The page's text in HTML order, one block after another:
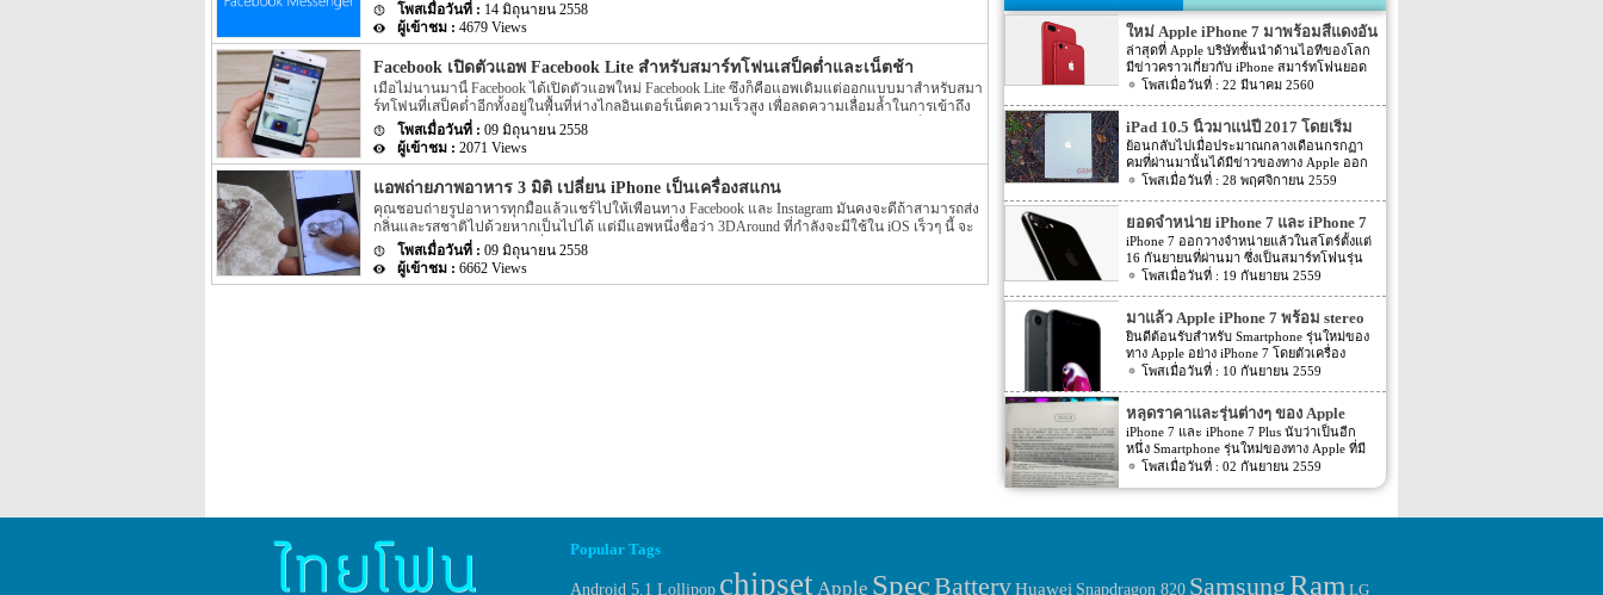
14 มิถุนายน 2558
4679 Views
Facebook เปิดตัวแอพ Facebook Lite สำหรับสมาร์ทโฟนเสป็คต่ำและเน็ตช้า
เมื่อไม่นานมานี้ Facebook ได้เปิดตัวแอพใหม่ Facebook Lite ซึ่งก็คือแอพเดิมแต่ออกแบบมาสำหรับสมา
ร์ทโฟนที่เสป็คต่ำอีกทั้งอยู่ในพื้นที่ห่างไกลอินเตอร์เน็ตความเร็วสูง เพื่อลดความเลื่อมล้ำในการเข้าถึง
ข้อมูลข่าวสาร จากก่อนหน้าที่ มาร์ค ซัคเกอร์เบิร์ก ได้ทำโครงการพัฒนาโครงข่ายอินเตอร์เน็ตให้กับคน
แอฟริกา โดยแอพอาจจะมีการตัดฟังก์ชั่นที่ไม่จำเป็นออกไป ให้เหลือแต่การใช้งานพื้นฐาน และใช้
กราฟฟิก UI ที่น้อยลง
09 มิถุนายน 2558
2071 Views
แอพถ่ายภาพอาหาร 3 มิติ เปลี่ยน iPhone เป็นเครื่องสแกน
คุณชอบถ่ายรูปอาหารทุกมื้อแล้วแชร์ไปให้เพื่อนทาง Facebook และ Instagram มันคงจะดีถ้าสามารถส่ง
กลิ่นและรสชาติไปด้วยหากเป็นไปได้ แต่มีแอพหนึ่งชื่อว่า 3DAround ที่กำลังจะมีใช้ใน iOS เร็วๆ นี้ จะ
ช่วยให้คุณแชร์ภาพอาหารที่คุณกินแบบ 3 มิติ จากผู้พัฒนาแอพ Dacuda
09 มิถุนายน 2558
6662 Views
ใหม่ Apple iPhone 7 มาพร้อมสีแดงอัน
ร้อนแรง
ล่าสุดที่ Apple บริษัทชั้นนำด้านไอทีของโลก
มีข่าวคราวเกี่ยวกับ iPhone สมาร์ทโฟนยอด
ฮิตในประเทศไทยและทั่วโลก และในช่วงที่
อาจจะพลาดโอกาสได้สัมผัสเทคโนโลยีอัน
ทันสมัยในคราวนั้น แต่ก็ถือว่า เป็นความโชค
ดีที่คุณกำลังจะได้สัมผัสกับ iPhone 7 ที่มา
พร้อมการออกแบบสีของบอดี้ด้วยสีแดงอัน
ร้อนแรง เร้าใจแบบสุดๆ ทำให้สาวกของ
Apple กระเป๋าสั่นกันเลยทีเดียว การออกแบบ
iPhone 7 สีแดง ได้แรงบันดาลใจมาจากการ
กุศลของ iGadget ซึ่งปกติแล้ว การปรับแต่ง
Apple จะให้บริษัทข้างนอกช่วยในการปรับ
แต่งให้ แต่บอดี้นี้สีนี้ Apple ลงแรงปรับแต่งเอง
สีแดงอันร้อนแรง Apple จะจับความร้อนแรง
ลงไปใน iPhone 7 และ iPhone 7 Plus ทาง
บริษัท Apple ได้กำหนดวันจำหน่ายในวันศุกร์
ที่ 24 มีนาคม 2560 ที่จะถึงนี้ เวลาในการเปิด
ขายเป็นเวลาช่วงเช้าประมาณ 8.01 น. (เป็น
เวลาในฝั่งประเทศแถบแปซิฟิก) การเปิดตัว
22 มีนาคม 2560
iPad 10.5 นิ้วมาแน่ปี 2017 โดยเริ่ม
ผลิตเดือนหน้า
ย้อนกลับไปเมื่อประมาณกลางเดือนกรกฏา
คมที่ผ่านมานั้นได้มีข่าวของทาง Apple ออก
มา โดยรายละเอียดในตอนนั้นระบุว่าในปี
ทั้งข่าวยังได้ระบุว่า สำหรับหน้าจอแบบ
AMOLED นั้นจะมาภายในปี 2018 โดยล่าสุด
นั้นก็มีข่าวของ iPad รุ่นใหม่ออกมาอีกครั้ง
สำหรับข่าวล่าสุดของ iPad 10.5 นิ้ว รุ่นใหม่
ของทาง Apple นั้นระบุว่าทาง Apple นั้นจะ
เริ่มผลิต tablet รุ่นใหม่ภายในเดือนหน้า ซึ่งนั้น
หมายความว่า tablet รุ่นใหม่ๆ นั้นน่าจะถูกเปิด
ตัวออกมาในช่วง 3 เดือนแรกของปี 2017
นั่นเอง อีกทั้งรายละเอียดยังได้ระบุออกมาอีก
ว่า iPad 2 รุ่นใหม่อย่าง 10.5″ iPad และรุ่น
12.9 นิ้ว นั้นน่าจะถูกเปิดตัวออกมาพร้อมๆ
กัน โดยทั้ง 2 รุ่นนั้นจะถูกขับเคลื่อนตัวเครื่อง
ด้วย chipset อย่าง Apple A10X โดยรุ่น 10.5
นิ้วนั้นคาดการณ์กันว่าน่าจะขายได้ […]
28 พฤศจิกายน 2559
ยอดจำหน่าย iPhone 7 และ iPhone 7
Plus ทำลายสถิติเดิมของ iPhone รุ่น
ก่อนหน้า
iPhone 7 ออกวางจำหน่ายแล้วในสโตร์ตั้งแต่
16 กันยายนที่ผ่านมา ซึ่งเป็นสมาร์ทโฟนรุ่น
เรือธงที่จะเปิดตัวใน 28 ประเทศก่อนจะวาง
ความสนใจจากดีไซน์ใหม่ที่มีการรวมปุ่ม
Home เอาไว้ที่หน้าจอและมีฟีเจอร์การทำงาน
ต่างๆที่เพิ่มขึ้นมาหลายอย่างทำให้มันเป็นที่
ต้องการอย่างมากของเหล่าสาวก Apple ทำให้
iPhone 7 Plus รุ่นตัวเครื่องกันน้ำสีดำ Jet
Black ถูกจับจองไปอย่างรวดเร็วจนทำให้ของ
หายากขึ้นในตลาดขณะนี้ ซึ่งก็ตรงกับที่ T-
Mobile ออกมาแถลงข่าวก่อนหน้านี้ว่าไม่เคย
เห็นยอดการสั่งซื้อล่วงหน้าที่มากขนาดนี้มา
ก่อน นับว่าเป็นการทำลายสถิติยอดสั่งซื้อของ
iPhone 6 และ 6 Plus ด้วยยอดขายมากกว่า 4
เท่าในเวลาเท่ากัน สิ่งหนึ่งที่น่าสนใจใน
เทียบกับความจุแบตเตอรี่ของ iPhone 6S ที่มี
ขนาดความจุที่ 2,750mAh iPhone 7 Plus […]
19 กันยายน 2559
มาแล้ว Apple iPhone 7 พร้อม stereo
speakers และ water resistance
ยินดีต้อนรับสำหรับ Smartphone รุ่นใหม่ของ
ทาง Apple อย่าง iPhone 7 โดยตัวเครื่อง
iPhone 7 รุ่นใหม่ของทาง Apple นั้นได้มีการ
อย่างไรนั้นเราไปดูกันเลยดีกว่า iPhone 7 มา
พร้อมกับระบบป้องกันน้ำหรือ water และ
dust-resistant อย่าง IP67 โดยจะสามารถ
ป้องกันได้นั้นระยะประมาณ 30 นาทีในความ
ลึกประมาณ 1 เมตร โดยตัวเครื่องของ iPhone
7 นี้นั้นได้มีการปรับเปลี่ยนเล็กน้อย โดยใน
บนสุดของตัวเครื่องและทางด้านล่างสุดของ
Silver และ Rose gold ให้เลือกด้วย ในส่วน
10 กันยายน 2559
หลุดราคาและรุ่นต่างๆ ของ Apple
iPhone 7 และ iPhone 7 Plus
iPhone 7 และ iPhone 7 Plus นับว่าเป็นอีก
หนึ่ง Smartphone รุ่นใหม่ของทาง Apple ที่มี
กำหนดที่จะเปิดตัวออกมาในอีกไม่นานนี้ โดย
ก่อนหน้านี้ยังมีข่าวของ iPhone 7 และ iPhone
คืบหน้าของ iPhone 7 และ iPhone 7 Plus
02 กันยายน 2559
Popular Tags
Android 5.1 Lollipop chipsetApple SpecBatteryHuawei Snapdragon 820 SamsungRam LG